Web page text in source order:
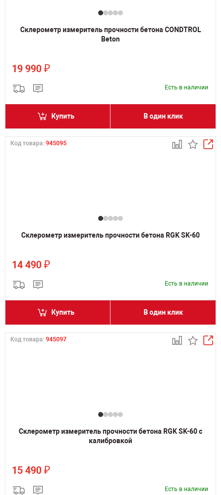
Склерометр измеритель прочности бетона CONDTROL
Beton
19 990 ₽
Есть в наличии
Купить В один клик
Код товара: 945095
Склерометр измеритель прочности бетона RGK SK-60
14 490 ₽
Есть в наличии
Купить В один клик
Код товара: 945097
Склерометр измеритель прочности бетона RGK SK-60 с
калибровкой
15 490 ₽
Есть в наличии